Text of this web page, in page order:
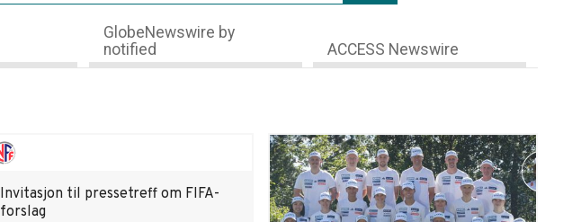
GlobeNewswire by
notified
ACCESS Newswire
Invitasjon til pressetreff om FIFA-
forslag